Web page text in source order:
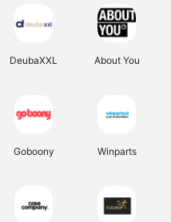
DeubaXXL About You
Goboony Winparts